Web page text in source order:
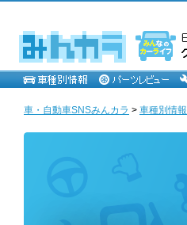
車・自動車SNSみんカラ > 車種別情報